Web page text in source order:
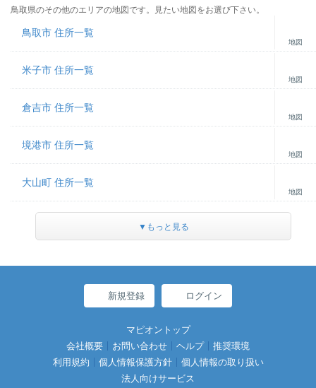
鳥取県のその他のエリアの地図です。見たい地図をお選び下さい。
鳥取市 住所一覧
地図
米子市 住所一覧
地図
倉吉市 住所一覧
地図
境港市 住所一覧
地図
大山町 住所一覧
地図
▼もっと見る
新規登録 ログイン
マピオントップ
会社概要
お問い合わせ ヘルプ
推奨環境
利用規約
個人情報保護方針
個人情報の取り扱い
法人向けサービス